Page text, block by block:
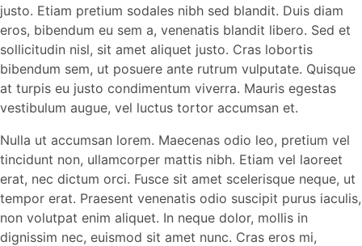
justo. Etiam pretium sodales nibh sed blandit. Duis diam
eros, bibendum eu sem a, venenatis blandit libero. Sed et
sollicitudin nisl, sit amet aliquet justo. Cras lobortis
bibendum sem, ut posuere ante rutrum vulputate. Quisque
at turpis eu justo condimentum viverra. Mauris egestas
vestibulum augue, vel luctus tortor accumsan et.
Nulla ut accumsan lorem. Maecenas odio leo, pretium vel
tincidunt non, ullamcorper mattis nibh. Etiam vel laoreet
erat, nec dictum orci. Fusce sit amet scelerisque neque, ut
tempor erat. Praesent venenatis odio suscipit purus iaculis,
non volutpat enim aliquet. In neque dolor, mollis in
dignissim nec, euismod sit amet nunc. Cras eros mi,